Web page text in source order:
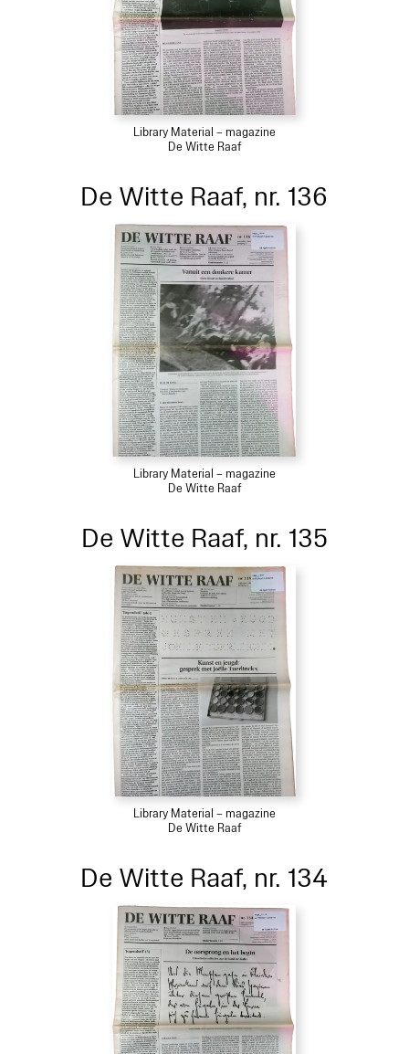
Library Material – magazine
De Witte Raaf
De Witte Raaf, nr. 136
Library Material – magazine
De Witte Raaf
De Witte Raaf, nr. 135
Library Material – magazine
De Witte Raaf
De Witte Raaf, nr. 134